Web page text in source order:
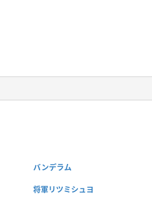
バンデラム
将軍リツミシュヨ